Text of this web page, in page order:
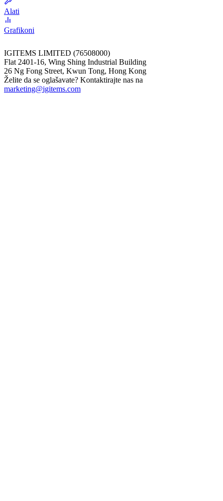
Alati
Grafikoni
IGITEMS LIMITED (76508000)
Flat 2401-16, Wing Shing Industrial Building
26 Ng Fong Street, Kwun Tong, Hong Kong
Želite da se oglašavate? Kontaktirajte nas na
marketing@igitems.com